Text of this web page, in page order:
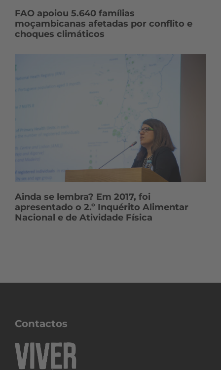
FAO apoiou 5.640 famílias
moçambicanas afetadas por conflito e
choques climáticos
Ainda se lembra? Em 2017, foi
apresentado o 2.º Inquérito Alimentar
Nacional e de Atividade Física
Contactos